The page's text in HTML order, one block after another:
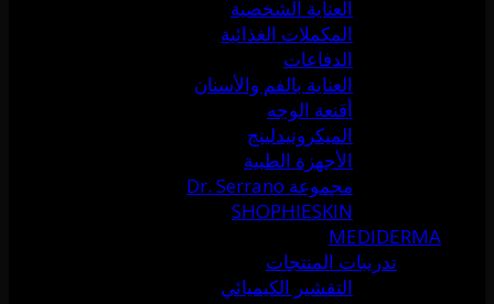
العناية الشخصية
المكملات الغذائية
الدفاعات
العناية بالفم والأسنان
أقنعة الوجه
الميكرونيدلينج
الأجهزة الطبية
مجموعة Dr. Serrano
SHOPHIESKIN
MEDIDERMA
تدريبات المنتجات
التقشير الكيميائي